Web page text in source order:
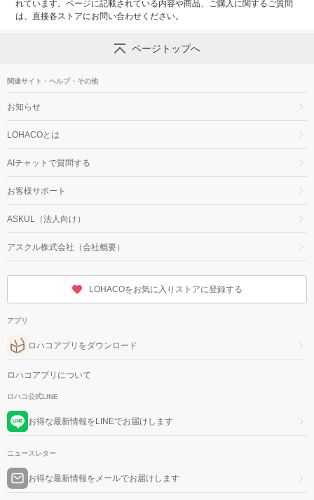
れています。ページに記載されている内容や商品、ご購入に関するご質問
は、直接各ストアにお問い合わせください。
ページトップへ
関連サイト・ヘルプ・その他
お知らせ
LOHACOとは
AIチャットで質問する
お客様サポート
ASKUL（法人向け）
アスクル株式会社（会社概要）
LOHACOをお気に入りストアに登録する
アプリ
ロハコアプリをダウンロード
ロハコアプリについて
ロハコ公式LINE
お得な最新情報をLINEでお届けします
ニュースレター
お得な最新情報をメールでお届けします